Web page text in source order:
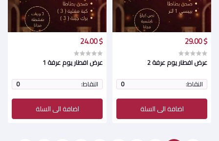
$ 29.00
عرض افطار يوم عرفة 2
النقاط:
0
اضافة الى السلة
$ 24.00
عرض افطار يوم عرفة 1
النقاط:
0
اضافة الى السلة